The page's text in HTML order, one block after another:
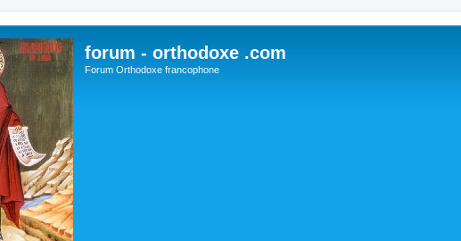
forum - orthodoxe .com
Forum Orthodoxe francophone